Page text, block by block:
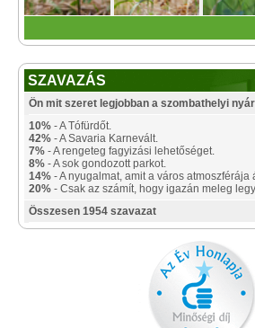
SZAVAZÁS
Ön mit szeret legjobban a szombathelyi
10% - A Tófürdőt.
42% - A Savaria Karnevált.
7% - A rengeteg fagyizási lehetőséget.
8% - A sok gondozott parkot.
14% - A nyugalmat, amit a város atmoszférája
20% - Csak az számít, hogy igazán meleg
Összesen 1954 szavazat